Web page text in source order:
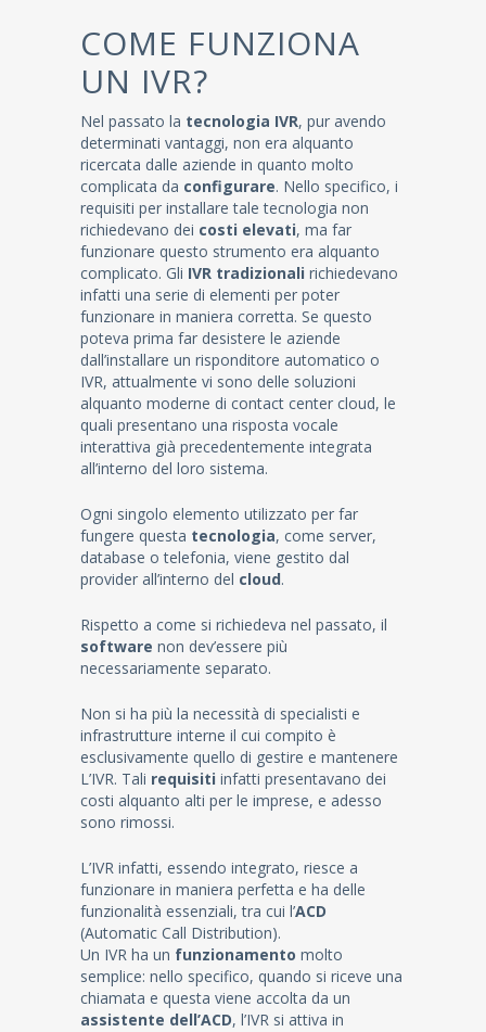
COME FUNZIONA
UN IVR?
Nel passato la tecnologia IVR, pur avendo
determinati vantaggi, non era alquanto
ricercata dalle aziende in quanto molto
complicata da configurare. Nello specifico, i
requisiti per installare tale tecnologia non
richiedevano dei costi elevati, ma far
funzionare questo strumento era alquanto
complicato. Gli IVR tradizionali richiedevano
infatti una serie di elementi per poter
funzionare in maniera corretta. Se questo
poteva prima far desistere le aziende
dall’installare un risponditore automatico o
IVR, attualmente vi sono delle soluzioni
alquanto moderne di contact center cloud, le
quali presentano una risposta vocale
interattiva già precedentemente integrata
all’interno del loro sistema.
Ogni singolo elemento utilizzato per far
fungere questa tecnologia, come server,
database o telefonia, viene gestito dal
provider all’interno del cloud.
Rispetto a come si richiedeva nel passato, il
software non dev’essere più
necessariamente separato.
Non si ha più la necessità di specialisti e
infrastrutture interne il cui compito è
esclusivamente quello di gestire e mantenere
L’IVR. Tali requisiti infatti presentavano dei
costi alquanto alti per le imprese, e adesso
sono rimossi.
L’IVR infatti, essendo integrato, riesce a
funzionare in maniera perfetta e ha delle
funzionalità essenziali, tra cui l’ACD
(Automatic Call Distribution).
Un IVR ha un funzionamento molto
semplice: nello specifico, quando si riceve una
chiamata e questa viene accolta da un
assistente dell’ACD, l’IVR si attiva in